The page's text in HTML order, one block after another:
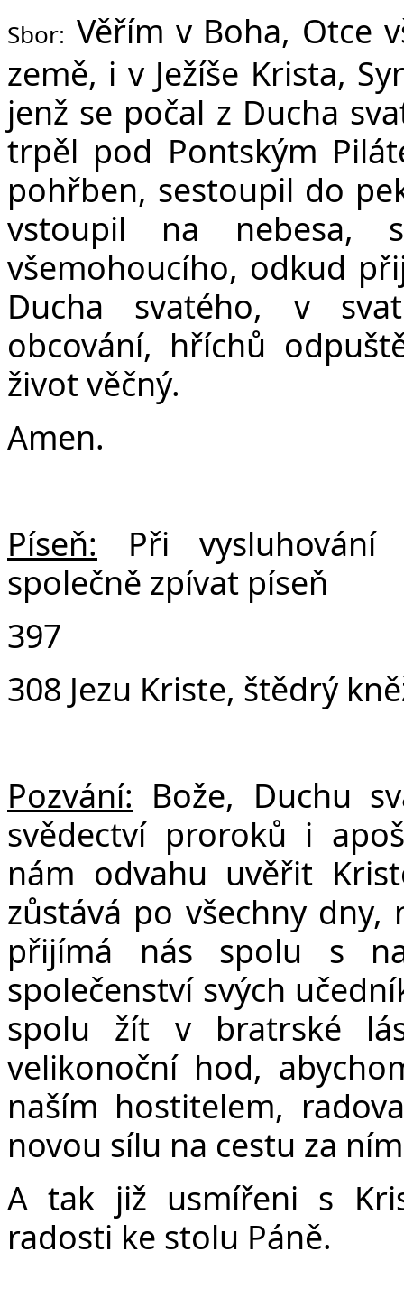
Sbor: Věřím v Boha, Otce
země, i v Ježíše Krista,
jenž se počal z Ducha
trpěl pod Pontským
pohřben, sestoupil do
vstoupil na nebesa,
všemohoucího, odkud
Ducha svatého, v
obcování, hříchů
život věčný.
Amen.
Píseň: Při vysluhování
společně zpívat píseň
397
308 Jezu Kriste, štědrý
Pozvání: Bože, Duchu
svědectví proroků i
nám odvahu uvěřit
zůstává po všechny dny,
přijímá nás spolu s
společenství svých
spolu žít v bratrské
velikonoční hod,
naším hostitelem,
novou sílu na cestu za
A tak již usmířeni s
radosti ke stolu Páně.